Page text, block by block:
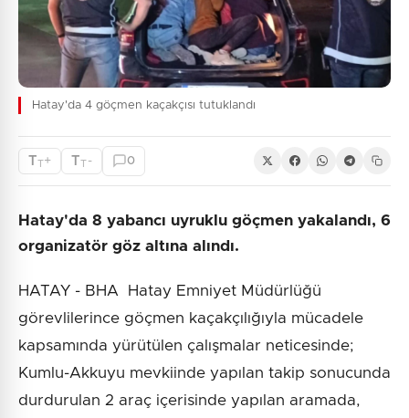
Hatay'da 4 göçmen kaçakçısı tutuklandı
TT+ TT - 0
Hatay'da 8 yabancı uyruklu göçmen yakalandı, 6
organizatör göz altına alındı.
HATAY - BHA Hatay Emniyet Müdürlüğü
görevlilerince göçmen kaçakçılığıyla mücadele
kapsamında yürütülen çalışmalar neticesinde;
Kumlu-Akkuyu mevkiinde yapılan takip sonucunda
durdurulan 2 araç içerisinde yapılan aramada,